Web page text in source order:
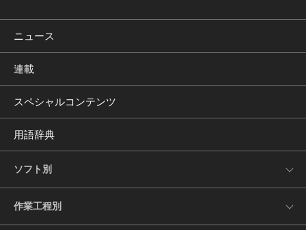
ニュース
連載
スペシャルコンテンツ
用語辞典
ソフト別
作業工程別